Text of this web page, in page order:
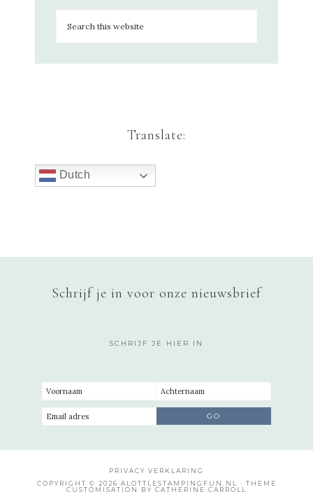
Translate:
Dutch
Schrijf je in voor onze nieuwsbrief
SCHRIJF JE HIER IN
PRIVACY VERKLARING
COPYRIGHT © 2026 ALOTTLESTAMPINGFUN.NL · THEME
CUSTOMISATION BY CATHERINE CARROLL